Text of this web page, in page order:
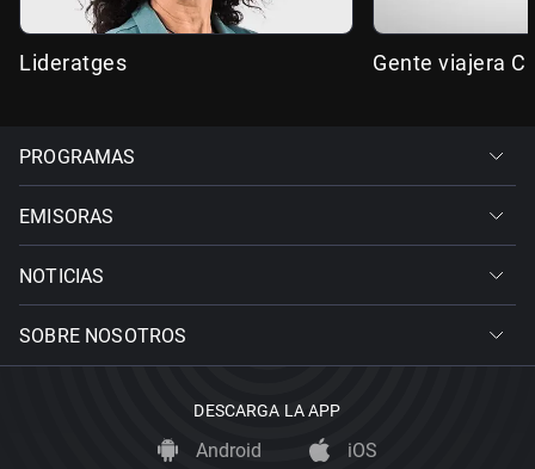
Lideratges Gente viajera
PROGRAMAS
EMISORAS
NOTICIAS
SOBRE NOSOTROS
DESCARGA LA APP
Android iOS